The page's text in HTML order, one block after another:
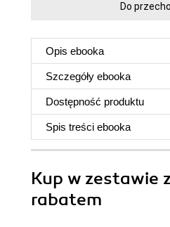
Do
Opis ebooka
Szczegóły ebooka
Dostępność produktu
Spis treści ebooka
Kup w zestawie
rabatem